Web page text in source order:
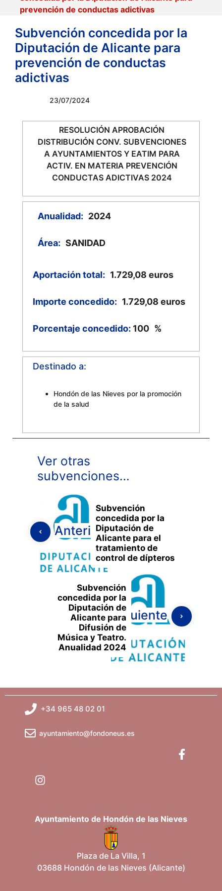
prevención de conductas adictivas
Subvención concedida por la
Diputación de Alicante para
prevención de conductas
adictivas
23/07/2024
RESOLUCIÓN APROBACIÓN
DISTRIBUCIÓN CONV. SUBVENCIONES
A AYUNTAMIENTOS Y EATIM PARA
ACTIV. EN MATERIA PREVENCIÓN
CONDUCTAS ADICTIVAS 2024
Anualidad: 2024
Área: SANIDAD
Aportación total: 1.729,08 euros
Importe concedido: 1.729,08 euros
Porcentaje concedido: 100 %
Destinado a:
Hondón de las Nieves por la promoción
de la salud
Ver otras
subvenciones…
Anterior
Subvención
concedida por la
Diputación de
Alicante para el
tratamiento de
control de dípteros
Subvención
concedida por la
Diputación de
Alicante para
Difusión de
Música y Teatro.
Anualidad 2024
Siguiente
+34 965 48 02 01
ayuntamiento@fondoneus.es
Ayuntamiento de Hondón de las Nieves
Plaza de La Villa, 1
03688 Hondón de las Nieves (Alicante)